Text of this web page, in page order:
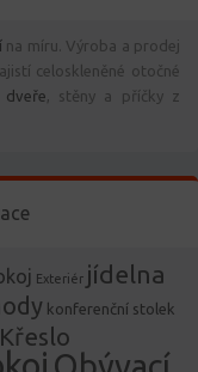
na míru. Výroba a prodej
celoskleněné otočné
dveře , stěny a příčky z
Exteriér jídelna
konferenční stolek
Křeslo